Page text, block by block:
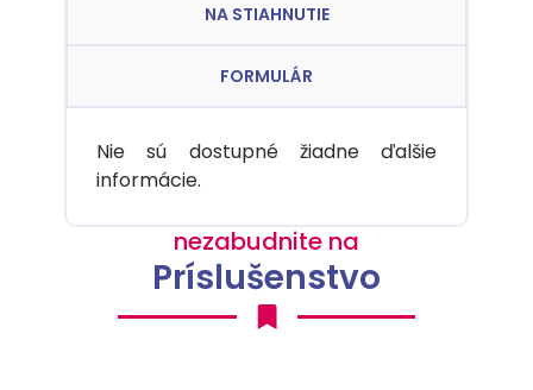
NA STIAHNUTIE
FORMULÁR
Nie sú dostupné žiadne ďalšie
informácie.
nezabudnite na
Príslušenstvo